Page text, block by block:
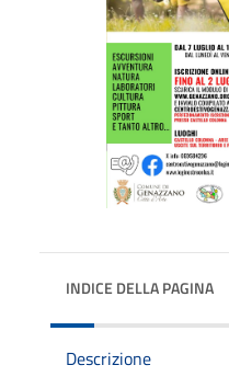
INDICE DELLA PAGINA
Descrizione